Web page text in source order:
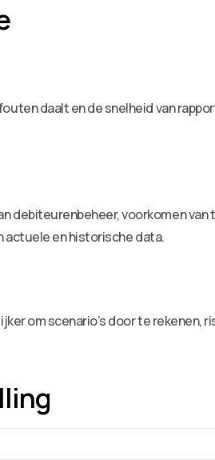
daalt en de snelheid van
debiteurenbeheer, voorkomen van
actuele en historische data.
om scenario’s door te rekenen,